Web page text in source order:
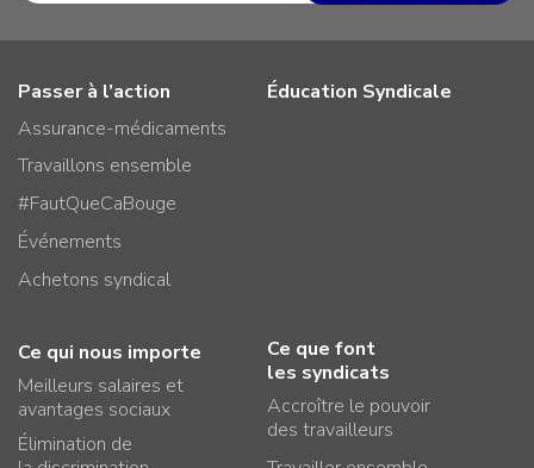
Passer à l’action
Assurance-médicaments
Travaillons ensemble
#FautQueCaBouge
Événements
Achetons syndical
Éducation Syndicale
Ce qui nous importe
Meilleurs salaires et
avantages sociaux
Élimination de
Ce que font
les syndicats
Accroître le pouvoir
des travailleurs